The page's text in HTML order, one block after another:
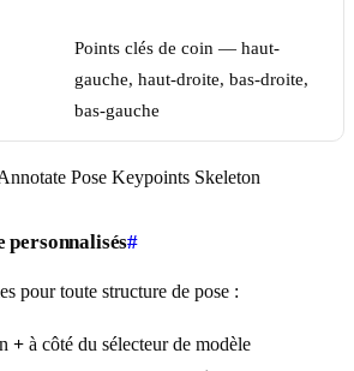
Points clés de coin — haut-
gauche, haut-droite, bas-droite,
bas-gauche
personnalisés#
pour toute structure de pose :
+ à côté du sélecteur de modèle